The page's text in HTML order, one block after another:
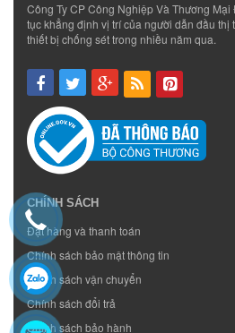
Công Ty CP Công Nghiệp Và Thương
tục khẳng định vị trí của người dẫn đầu thị
thiết bị chống sét trong nhiều năm qua.
CHÍNH SÁCH
Đặt hàng và thanh toán
Chính sách bảo mật thông tin
Chính sách vận chuyển
Chính sách đổi trả
Chính sách bảo hành